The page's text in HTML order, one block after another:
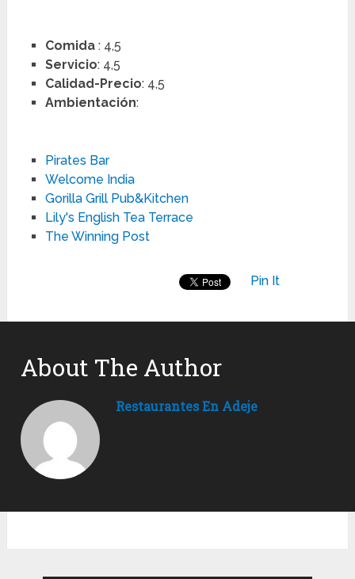
Comida: 4,5
Servicio: 4,5
Calidad-Precio: 4,5
Ambientación:
Pirates Bar
Welcome India
Gorilla Grill Pub&Kitchen
Lily's English Tea Terrace
The Winning Post
Pin It
About The Author
Restaurantes En Adeje